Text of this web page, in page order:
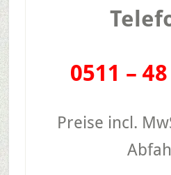
0511 –
Preise incl.